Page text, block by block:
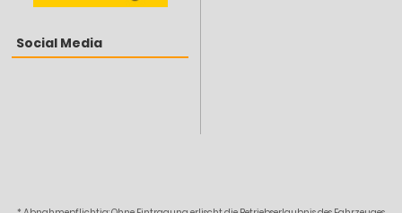
Social Media